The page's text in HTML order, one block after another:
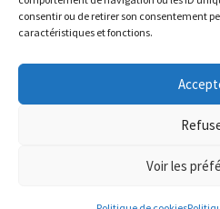
consentir ou de retirer son consentement
caractéristiques et fonctions.
Voir les
02 61 82 01 89